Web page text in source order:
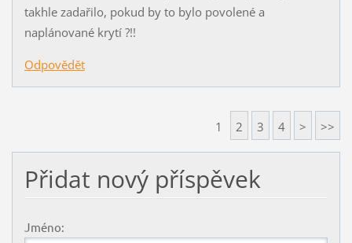
takhle zadařilo, pokud by to bylo povolené a
naplánované krytí ?!!
Odpovědět
1 2 3 4 > >>
Přidat nový příspěvek
Jméno: